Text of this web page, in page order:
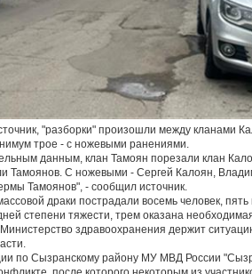
"разборки" произошли между кланами
трое - с ножевыми ранениями.
данным, клан Тамоян порезали клан
Тамоянов. С ножевыми - Сергей Калоян,
Тамоянов", - сообщил источник.
драки пострадали восемь человек,
степени тяжести, трем оказана
здравоохранения держит
по Сызранскому району МУ МВД России